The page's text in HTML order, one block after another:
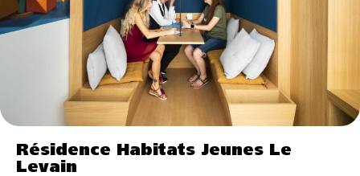
Résidence Habitats Jeunes Le
Levain